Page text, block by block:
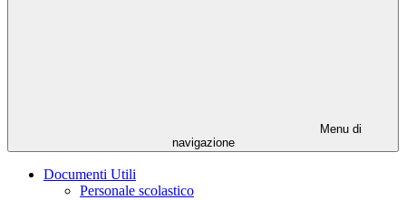
Menu di
navigazione
Documenti Utili
Personale scolastico